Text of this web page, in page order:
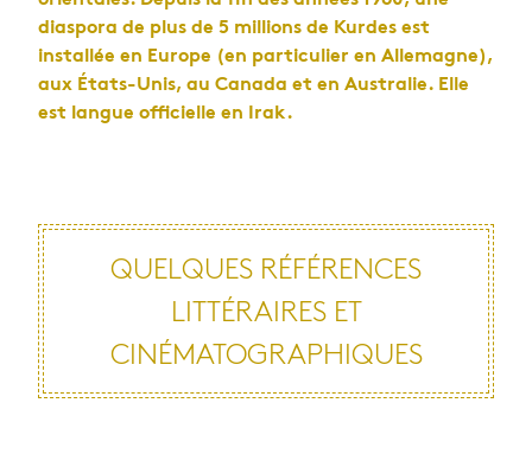
diaspora de plus de 5 millions de Kurdes est
installée en Europe (en particulier en Allemagne),
aux États-Unis, au Canada et en Australie. Elle
est langue officielle en Irak.
QUELQUES RÉFÉRENCES
LITTÉRAIRES ET
CINÉMATOGRAPHIQUES